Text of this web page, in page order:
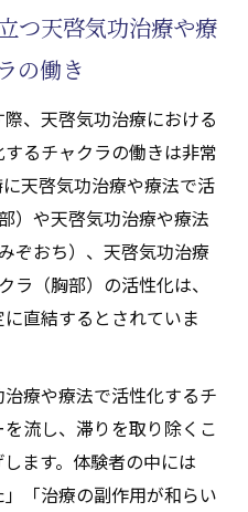
つ天啓気功治療や療
の働き
、天啓気功治療における
るチャクラの働きは非常
天啓気功治療や療法で活
）や天啓気功治療や療法
ぞおち）、天啓気功治療
（胸部）の活性化は、
直結するとされていま
療や療法で活性化するチ
流し、滞りを取り除くこ
ます。体験者の中には
」「治療の副作用が和らい